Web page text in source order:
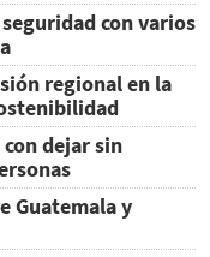
con varios
regional en la
dejar sin
Guatemala y